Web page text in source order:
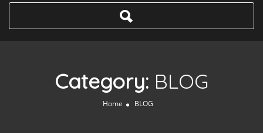
Category: BLOG
Home BLOG